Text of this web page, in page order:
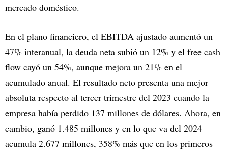
mercado doméstico.
En el plano financiero, el EBITDA ajustado aumentó un
47% interanual, la deuda neta subió un 12% y el free cash
flow cayó un 54%, aunque mejora un 21% en el
acumulado anual. El resultado neto presenta una mejor
absoluta respecto al tercer trimestre del 2023 cuando la
empresa había perdido 137 millones de dólares. Ahora, en
cambio, ganó 1.485 millones y en lo que va del 2024
acumula 2.677 millones, 358% más que en los primeros